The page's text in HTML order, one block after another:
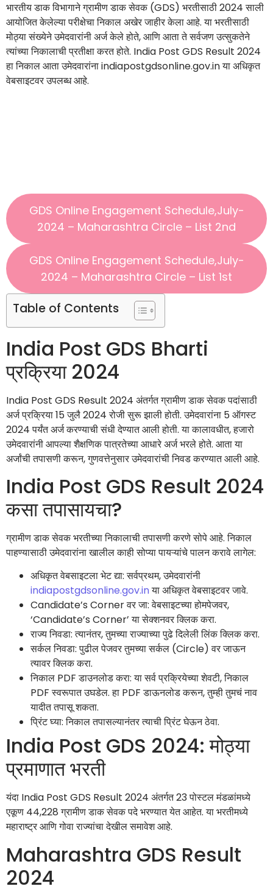
भारतीय डाक विभागाने ग्रामीण डाक सेवक (GDS) भरतीसाठी 2024 साली
आयोजित केलेल्या परीक्षेचा निकाल अखेर जाहीर केला आहे. या भरतीसाठी
मोठ्या संख्येने उमेदवारांनी अर्ज केले होते, आणि आता ते सर्वजण उत्सुकतेने
त्यांच्या निकालाची प्रतीक्षा करत होते. India Post GDS Result 2024
हा निकाल आता उमेदवारांना indiapostgdsonline.gov.in या अधिकृत
वेबसाइटवर उपलब्ध आहे.
GDS Online Engagement Schedule,July-
2024 – Maharashtra Circle – List 2nd
GDS Online Engagement Schedule,July-
2024 – Maharashtra Circle – List 1st
Table of Contents
India Post GDS Bharti
प्रक्रिया 2024
India Post GDS Result 2024 अंतर्गत ग्रामीण डाक सेवक पदांसाठी
अर्ज प्रक्रिया 15 जुलै 2024 रोजी सुरू झाली होती. उमेदवारांना 5 ऑगस्ट
2024 पर्यंत अर्ज करण्याची संधी देण्यात आली होती. या कालावधीत, हजारो
उमेदवारांनी आपल्या शैक्षणिक पात्रतेच्या आधारे अर्ज भरले होते. आता या
अर्जांची तपासणी करून, गुणवत्तेनुसार उमेदवारांची निवड करण्यात आली आहे.
India Post GDS Result 2024
कसा तपासायचा?
ग्रामीण डाक सेवक भरतीच्या निकालाची तपासणी करणे सोपे आहे. निकाल
पाहण्यासाठी उमेदवारांना खालील काही सोप्या पायऱ्यांचे पालन करावे लागेल:
अधिकृत वेबसाइटला भेट द्या: सर्वप्रथम, उमेदवारांनी
indiapostgdsonline.gov.inया अधिकृत वेबसाइटवर जावे.
Candidate’s Corner वर जा: वेबसाइटच्या होमपेजवर,
‘Candidate’s Corner’ या सेक्शनवर क्लिक करा.
राज्य निवडा: त्यानंतर, तुमच्या राज्याच्या पुढे दिलेली लिंक क्लिक करा.
सर्कल निवडा: पुढील पेजवर तुमच्या सर्कल (Circle) वर जाऊन
त्यावर क्लिक करा.
निकाल PDF डाउनलोड करा: या सर्व प्रक्रियेच्या शेवटी, निकाल
PDF स्वरूपात उघडेल. हा PDF डाऊनलोड करून, तुम्ही तुमचं नाव
यादीत तपासू शकता.
प्रिंट घ्या: निकाल तपासल्यानंतर त्याची प्रिंट घेऊन ठेवा.
India Post GDS 2024: मोठ्या
प्रमाणात भरती
यंदा India Post GDS Result 2024 अंतर्गत 23 पोस्टल मंडळांमध्ये
एकूण 44,228 ग्रामीण डाक सेवक पदे भरण्यात येत आहेत. या भरतीमध्ये
महाराष्ट्र आणि गोवा राज्यांचा देखील समावेश आहे.
Maharashtra GDS Result
2024